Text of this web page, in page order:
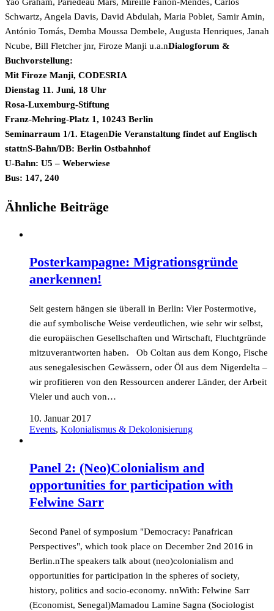
Schwartz, Angela Davis, David Abdulah, Maria Poblet, Samir Amin,
António Tomás, Demba Moussa Dembele, Augusta Henriques, Janah
Ncube, Bill Fletcher jnr, Firoze Manji u.a.nDialogforum &
Buchvorstellung:
Mit Firoze Manji, CODESRIA
Dienstag 11. Juni, 18 Uhr
Rosa-Luxemburg-Stiftung
Franz-Mehring-Platz 1, 10243 Berlin
Seminarraum 1/1. EtagenDie Veranstaltung findet auf Englisch
stattnS-Bahn/DB: Berlin Ostbahnhof
U-Bahn: U5 – Weberwiese
Bus: 147, 240
Ähnliche Beiträge
Posterkampagne: Migrationsgründe
anerkennen!
Seit gestern hängen sie überall in Berlin: Vier Postermotive,
die auf symbolische Weise verdeutlichen, wie sehr wir selbst,
die europäischen Gesellschaften und Wirtschaft, Fluchtgründe
mitzuverantworten haben. Ob Coltan aus dem Kongo, Fische
aus senegalesischen Gewässern, oder Öl aus dem Nigerdelta –
wir profitieren von den Ressourcen anderer Länder, der Arbeit
Vieler und auch von…
10. Januar 2017
Events, Kolonialismus & Dekolonisierung
Panel 2: (Neo)Colonialism and
opportunities for participation with
Felwine Sarr
Second Panel of symposium "Democracy: Panafrican
Perspectives", which took place on December 2nd 2016 in
Berlin.nThe speakers talk about (neo)colonialism and
opportunities for participation in the spheres of society,
history, politics and socio-economy. nnWith: Felwine Sarr
(Economist, Senegal)Mamadou Lamine Sagna (Sociologist